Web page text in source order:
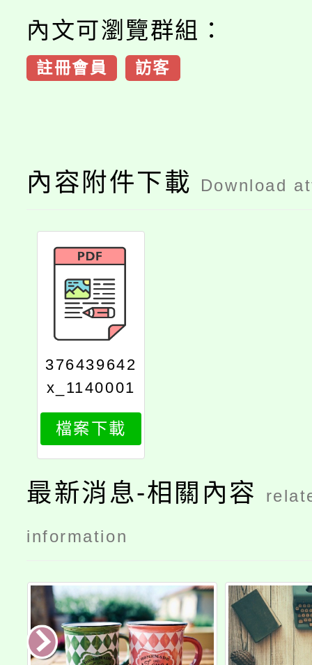
內文可瀏覽群組：
註冊會員 訪客
內容附件下載 Download
376439642
x_1140001
737_attach
1
檔案下載
最新消息-相關內容
information